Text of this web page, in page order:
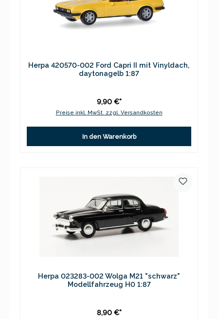
Herpa 420570-002 Ford Capri II mit Vinyldach,
daytonagelb 1:87
9,90 €*
Preise inkl. MwSt. zzgl. Versandkosten
In den Warenkorb
Herpa 023283-002 Wolga M21 "schwarz"
Modellfahrzeug H0 1:87
8,90 €*